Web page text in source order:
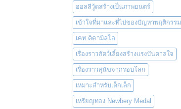
ฮอลลีวู้ดสร้างเป็นภาพยนตร์
เข้าใจที่มาและที่ไปของปัญหาพฤติกรรม
เคท ดิคามิลโล
เรื่องราวสัตว์เลี้ยงสร้างแรงบันดาลใจ
เรื่องราวสุนัขจากรอบโลก
เหมาะสำหรับเด็กเล็ก
เหรียญทอง Newbery Medal